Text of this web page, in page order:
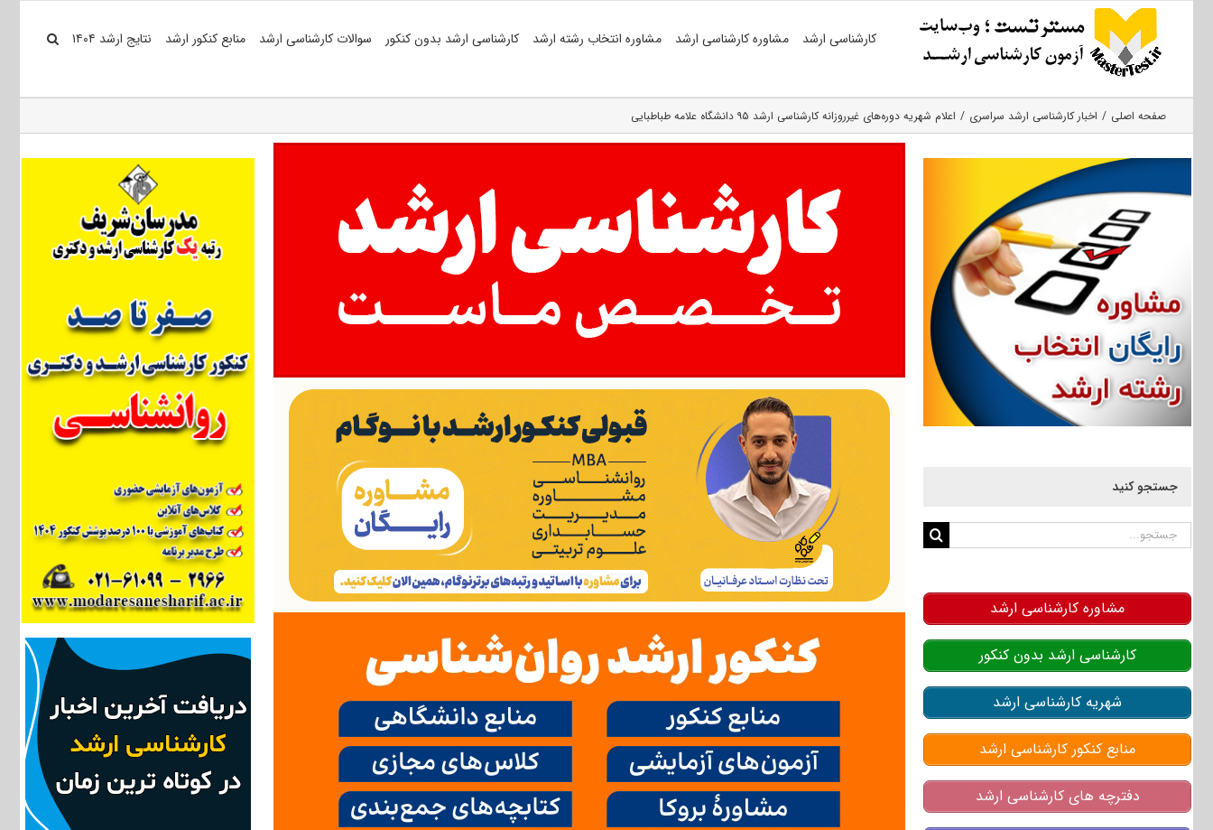
کارشناسی ارشد مشاوره کارشناسی ارشد مشاوره انتخاب رشته ارشد کارشناسی ارشد بدون کنکور سوالات کارشناسی ارشد منابع کنکور ارشد نتایج ارشد ۱۴۰۴
صفحه اصلی اخبار کارشناسی ارشد سراسری اعلام شهریه دوره‌های غیرروزانه کارشناسی ارشد ۹۵ دانشگاه علامه طباطبایی
جستجو کنید
جستجو
مشاوره کارشناسی ارشد
کارشناسی ارشد بدون کنکور
شهریه کارشناسی ارشد
منابع کنکور کارشناسی ارشد
دفترچه های کارشناسی ارشد